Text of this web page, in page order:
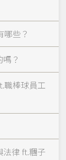
哪些？
？
職棒球員工
法律 ft.糰子